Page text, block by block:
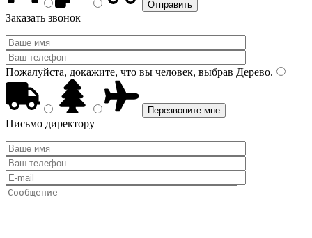
Заказать звонок
Пожалуйста, докажите, что вы человек, выбрав Дерево.
Письмо директору